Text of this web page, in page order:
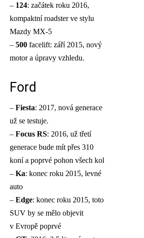
– 124: začátek roku 2016,
kompaktní roadster ve stylu
Mazdy MX-5
– 500 facelift: září 2015, nový
motor a úpravy vzhledu.
Ford
– Fiesta: 2017, nová generace
už se testuje.
– Focus RS: 2016, už třetí
generace bude mít přes 310
koní a poprvé pohon všech kol
– Ka: konec roku 2015, levné
auto
– Edge: konec roku 2015, toto
SUV by se mělo objevit
v Evropě poprvé